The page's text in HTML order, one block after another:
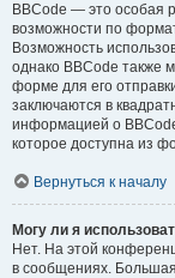
BBCode — это особая
возможности по
Возможность
однако BBCode также
форме для его
заключаются в
информацией о
которое доступна из
Вернуться к началу
Могу ли я
Нет. На этой
в сообщениях.